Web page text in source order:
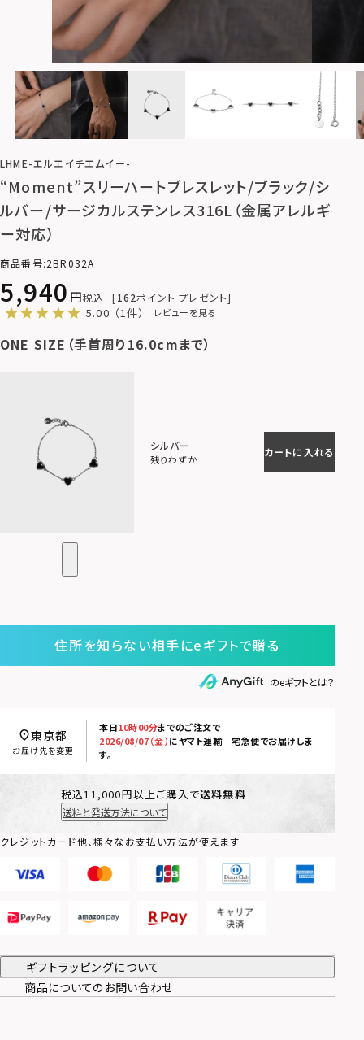
LHME-エルエイチエムイー-
“Moment”スリーハートブレスレット/ブラック/シ
ルバー/サージカルステンレス316L（金属アレルギ
ー対応）
商品番号 2BR032A
5,940 税込 162ポイント プレゼント
5.00 （1件） レビューを見る
ONE SIZE（手首周り16.0cmまで）
シルバー
残りわずか
カートに入れる
住所を知らない相手にeギフトで贈る
のeギフトとは？
本日10時00分までのご注文で
2026/08/07（金）にヤマト運輸 宅急便でお届けしま
す。
東京都
お届け先を変更
税込11,000円以上ご購入で送料無料
送料と発送方法について
クレジットカード他、様々なお支払い方法が使えます
ギフトラッピングについて
商品についてのお問い合わせ